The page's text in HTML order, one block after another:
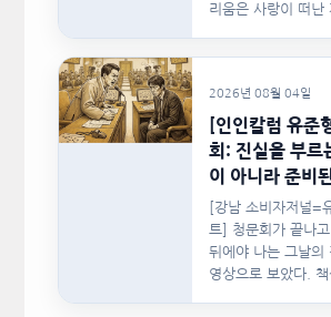
리움은 사랑이 떠난
2026년 08월 04일
[인인칼럼 유준
회: 진실을 부르
이 아니라 준비
[강남 소비자저널=
트] 청문회가 끝나
뒤에야 나는 그날의
영상으로 보았다.